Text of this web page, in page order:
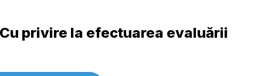
privire la efectuarea evaluării